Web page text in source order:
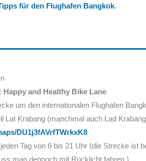
für den Flughafen Bangkok.
Happy and Healthy Bike Lane
um den internationalen Flughafen
Lat Krabang (manchmal auch Lad
DU1j3fAVrfTWrkxK8
Tag von 6 bis 21 Uhr (die Strecke ist
man dennoch mit Rücklicht fahren.)